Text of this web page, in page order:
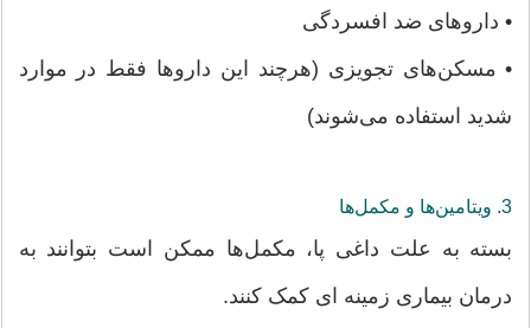
• داروهای ضد افسردگی
• مسکن‌های تجویزی (هرچند این داروها فقط در موارد
شدید استفاده می‌شوند)
3. ویتامین‌ها و مکمل‌ها
بسته به علت داغی پا، مکمل‌ها ممکن است بتوانند به
درمان بیماری زمینه ای کمک کنند.